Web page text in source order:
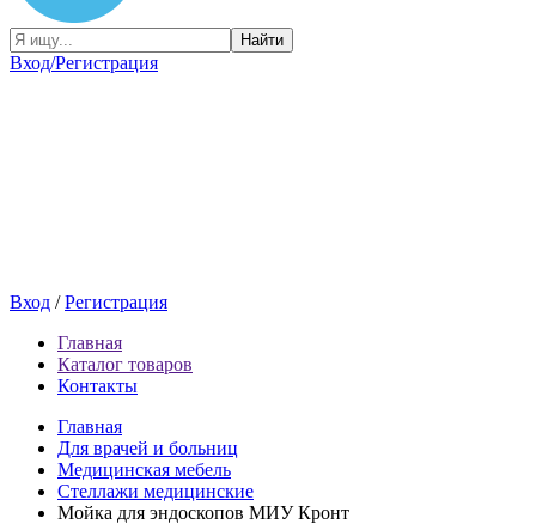
Найти
Вход/Регистрация
Вход /Регистрация
Главная
Каталог товаров
Контакты
Главная
Для врачей и больниц
Медицинская мебель
Стеллажи медицинские
Мойка для эндоскопов МИУ Кронт